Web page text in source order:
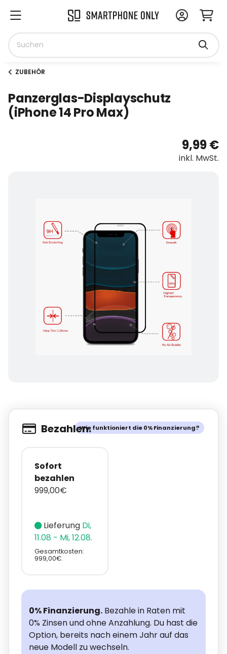
ZUBEHÖR
Panzerglas-Displayschutz
(iPhone 14 Pro Max)
9,99 €
inkl. MwSt.
Wie funktioniert die 0% Finanzierung?
Bezahlen.
Sofort
bezahlen
999,00€
Lieferung Di,
11.08 - Mi, 12.08.
Gesamtkosten:
999,00€.
0% Finanzierung. Bezahle in Raten mit
0% Zinsen und ohne Anzahlung. Du hast die
Option, bereits nach einem Jahr auf das
neue Modell zu wechseln.